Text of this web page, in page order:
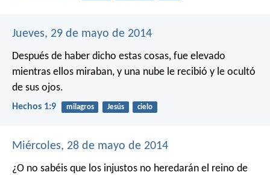
Jueves, 29 de mayo de 2014
Después de haber dicho estas cosas, fue elevado
mientras ellos miraban, y una nube le recibió y le ocultó
de sus ojos.
Hechos 1:9 milagros Jesús cielo
Miércoles, 28 de mayo de 2014
¿O no sabéis que los injustos no heredarán el reino de